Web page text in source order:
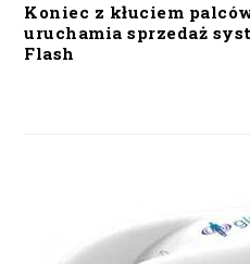
Koniec z kłuciem
uruchamia sprzedaż
Flash